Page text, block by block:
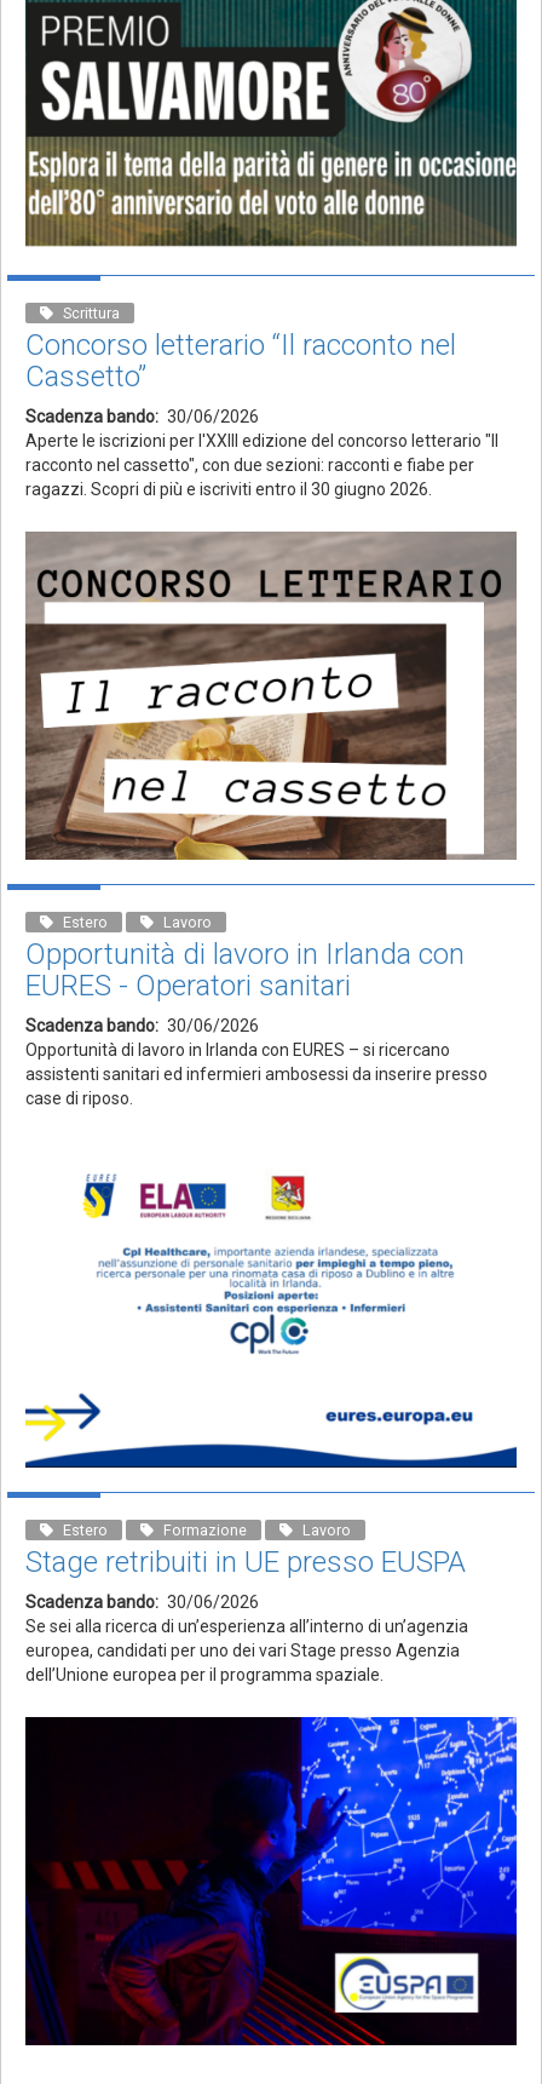
Scrittura
Concorso letterario “Il racconto nel
Cassetto”
Scadenza bando
30/06/2026
Aperte le iscrizioni per l'XXIII edizione del concorso letterario "Il
racconto nel cassetto", con due sezioni: racconti e fiabe per
ragazzi. Scopri di più e iscriviti entro il 30 giugno 2026.
Estero Lavoro
Opportunità di lavoro in Irlanda con
EURES - Operatori sanitari
Scadenza bando
30/06/2026
Opportunità di lavoro in Irlanda con EURES – si ricercano
assistenti sanitari ed infermieri ambosessi da inserire presso
case di riposo.
Estero Formazione Lavoro
Stage retribuiti in UE presso EUSPA
Scadenza bando
30/06/2026
Se sei alla ricerca di un’esperienza all’interno di un’agenzia
europea, candidati per uno dei vari Stage presso Agenzia
dell’Unione europea per il programma spaziale.